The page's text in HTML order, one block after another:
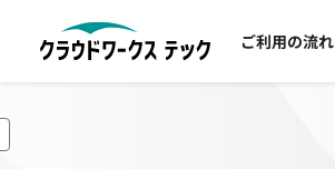
ご利用の流れ